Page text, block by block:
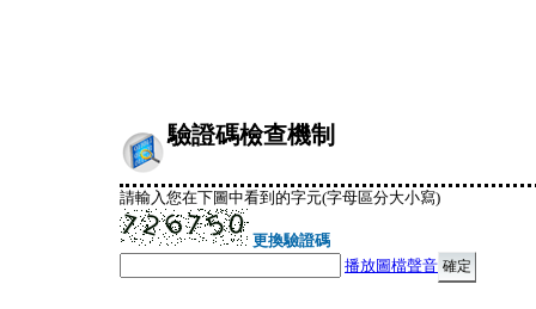
驗證碼檢查機制
請輸入您在下圖中看到的字元(字母區分大小寫)
更換驗證碼
播放圖檔聲音